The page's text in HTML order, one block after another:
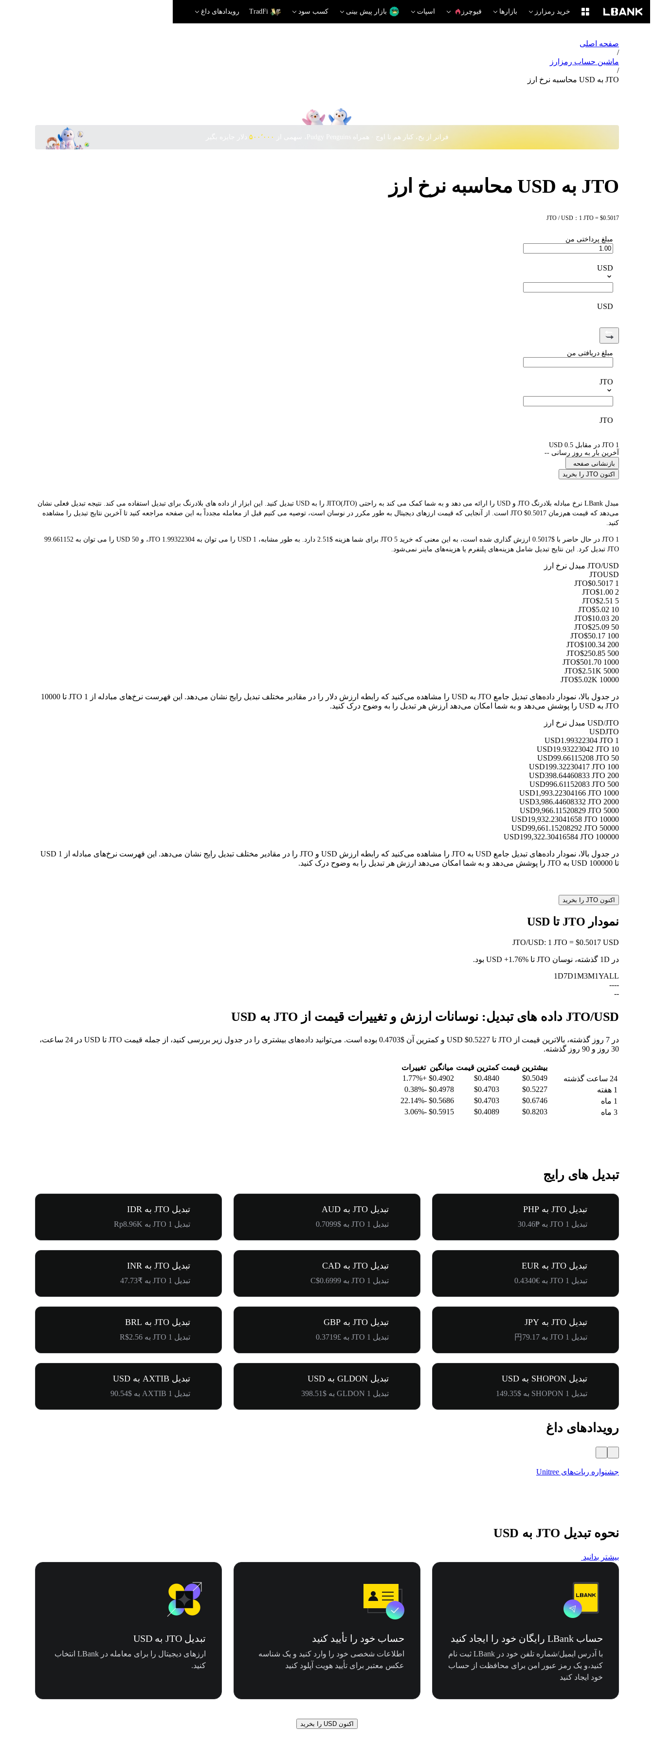
خرید رمزارز بازارها فیوچرز اسپات بازار پیش بینی کسب سود TradFi رویدادهای داغ
صفحه اصلی
/
ماشین حساب رمزارز
/
JTO به USD محاسبه نرخ ارز
فراتر از یخ، کنار هم تا اوج · همراه Pudgy Penguins، سهمی از ۵۰۰٬۰۰۰
JTO به USD محاسبه نرخ ارز
JTO / USD：1 JTO = $0.5017
مبلغ پرداختی من
USD
USD
مبلغ دریافتی من
JTO
JTO
1 JTO در مقابل 0.5 USD
آخرین بار به روز رسانی --
بازنشانی صفحه
اکنون JTO را بخرید
مبدل LBank نرخ مبادله بلادرنگ JTO و USD را ارائه می دهد و به شما کمک می کند به راحتی JITO(JTO) را به USD تبدیل کنید. این ابزار از داده های بلادرنگ برای تبدیل استفاده می کند. نتیجه تبدیل فعلی نشان
می‌دهد که قیمت هم‌زمان JTO $0.5017 است. از آنجایی که قیمت ارزهای دیجیتال به طور مکرر در نوسان است، توصیه می کنیم قبل از معامله مجدداً به این صفحه مراجعه کنید تا آخرین نتایج تبدیل را مشاهده
کنید.
1 JTO در حال حاضر با $0.5017 ارزش گذاری شده است، به این معنی که خرید 5 JTO برای شما هزینه $2.51 دارد. به طور مشابه، 1 USD را می توان به 1.99322304 JTO، و 50 USD را می توان به 99.661152
JTO تبدیل کرد. این نتایج تبدیل شامل هزینه‌های پلتفرم یا هزینه‌های ماینر نمی‌شود.
JTO/USD مبدل نرخ ارز
JTOUSD
1 JTO
$0.5017
2 JTO
$1.00
5 JTO
$2.51
10 JTO
$5.02
20 JTO
$10.03
50 JTO
$25.09
100 JTO
$50.17
200 JTO
$100.34
500 JTO
$250.85
1000 JTO
$501.70
5000 JTO
$2.51K
10000 JTO
$5.02K
در جدول بالا، نمودار داده‌های تبدیل جامع JTO به USD را مشاهده می‌کنید که رابطه ارزش دلار را در مقادیر مختلف تبدیل رایج نشان می‌دهد. این فهرست نرخ‌های مبادله از 1 JTO تا 10000
JTO به USD را پوشش می‌دهد و به شما امکان می‌دهد ارزش هر تبدیل را به وضوح درک کنید.
USD/JTO مبدل نرخ ارز
USDJTO
1 USD
1.99322304 JTO
10 USD
19.93223042 JTO
50 USD
99.66115208 JTO
100 USD
199.32230417 JTO
200 USD
398.64460833 JTO
500 USD
996.61152083 JTO
1000 USD
1,993.22304166 JTO
2000 USD
3,986.44608332 JTO
5000 USD
9,966.11520829 JTO
10000 USD
19,932.23041658 JTO
50000 USD
99,661.15208292 JTO
100000 USD
199,322.30416584 JTO
در جدول بالا، نمودار داده‌های تبدیل جامع USD به JTO را مشاهده می‌کنید که رابطه ارزش USD و JTO را در مقادیر مختلف تبدیل رایج نشان می‌دهد. این فهرست نرخ‌های مبادله از 1 USD
تا 100000 USD به JTO را پوشش می‌دهد و به شما امکان می‌دهد ارزش هر تبدیل را به وضوح درک کنید.
اکنون JTO را بخرید
نمودار JTO تا USD
JTO/USD: 1 JTO = $0.5017 USD
در 1D گذشته، نوسان JTO تا USD +1.76%
بود.
1D7D1M3M1YALL
--
--
--
JTO/USD داده های تبدیل: نوسانات ارزش و تغییرات قیمت از JTO به USD
در 7 روز گذشته، بالاترین قیمت از JTO تا USD $0.5227 و کمترین آن $0.4703 بوده است. می‌توانید داده‌های بیشتری را در جدول زیر بررسی کنید، از جمله قیمت JTO تا USD در 24 ساعت،
30 روز و 90 روز گذشته.
بیشترین قیمت کمترین قیمت میانگین تغییرات
24 ساعت گذشته
$0.5049
$0.4840
$0.4902
+1.77%
1 هفته
$0.5227
$0.4703
$0.4978
-0.38%
1 ماه
$0.6746
$0.4703
$0.5686
-22.14%
3 ماه
$0.8203
$0.4089
$0.5915
-3.06%
تبدیل های رایج
تبدیل JTO به PHP
تبدیل 1 JTO به ₱30.46
تبدیل JTO به AUD
تبدیل 1 JTO به $0.7099
تبدیل JTO به IDR
تبدیل 1 JTO به Rp8.96K
تبدیل JTO به EUR
تبدیل 1 JTO به €0.4340
تبدیل JTO به CAD
تبدیل 1 JTO به C$0.6999
تبدیل JTO به INR
تبدیل 1 JTO به ₹47.73
تبدیل JTO به JPY
تبدیل 1 JTO به 円79.17
تبدیل JTO به GBP
تبدیل 1 JTO به £0.3719
تبدیل JTO به BRL
تبدیل 1 JTO به R$2.56
تبدیل SHOPON به USD
تبدیل 1 SHOPON به $149.35
تبدیل GLDON به USD
تبدیل 1 GLDON به $398.51
تبدیل AXTIB به USD
تبدیل 1 AXTIB به $90.54
رویدادهای داغ
جشنواره ربات‌های Unitree
نحوه تبدیل JTO به USD
بیشتر بدانید
حساب LBank رایگان خود را ایجاد کنید
با آدرس ایمیل/شماره تلفن خود در LBank ثبت نام
کنید،و یک رمز عبور امن برای محافظت از حساب
خود ایجاد کنید
حساب خود را تأیید کنید
اطلاعات شخصی خود را وارد کنید و یک شناسه
عکس معتبر برای تأیید هویت آپلود کنید
تبدیل JTO به USD
ارزهای دیجیتال را برای معامله در LBank انتخاب
کنید.
اکنون USD را بخرید